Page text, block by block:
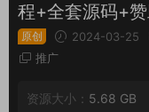
程+全套源码+
原创 2024-03-25
推广
资源大小： 5.68 GB